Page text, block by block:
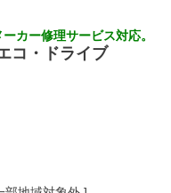
カー修理サービス対応。
コ・ドライブ